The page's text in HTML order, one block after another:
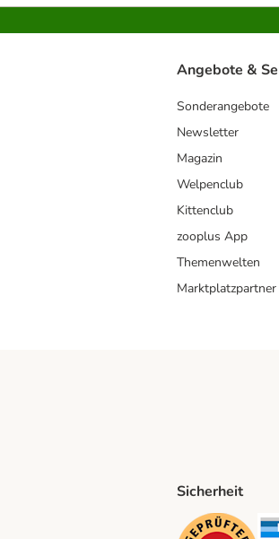
Angebote &
Sonderangebote
Newsletter
Magazin
Welpenclub
Kittenclub
zooplus App
Themenwelten
Sicherheit